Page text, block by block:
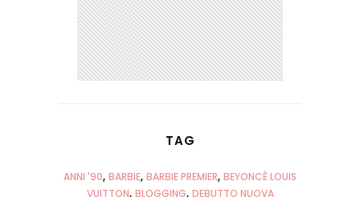
TAG
ANNI '90 BARBIE BARBIE PREMIER BEYONCÈ LOUIS
VUITTON BLOGGING DEBUTTO NUOVA